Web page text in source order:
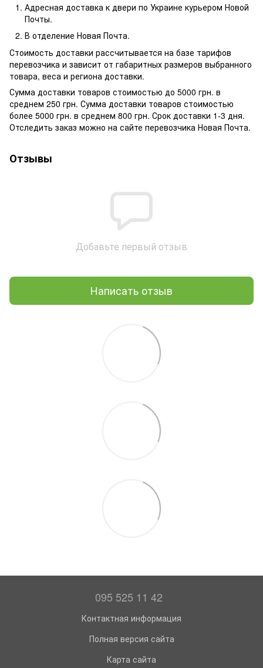
Адресная доставка к двери по Украине курьером Новой
Почты.
В отделение Новая Почта.
Стоимость доставки рассчитывается на базе тарифов
перевозчика и зависит от габаритных размеров выбранного
товара, веса и региона доставки.
Сумма доставки товаров стоимостью до 5000 грн. в
среднем 250 грн. Сумма доставки товаров стоимостью
более 5000 грн. в среднем 800 грн. Срок доставки 1-3 дня.
Отследить заказ можно на сайте перевозчика Новая Почта.
Отзывы
Добавьте первый отзыв
Написать отзыв
095 525 11 42
Контактная информация
Полная версия сайта
Карта сайта